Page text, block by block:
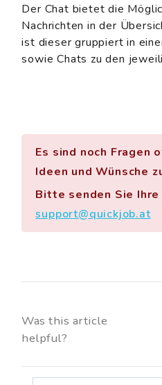
Der Chat bietet die
Nachrichten in der
ist dieser gruppiert in
sowie Chats zu den
Es sind noch Fragen
Ideen und Wünsche
Bitte senden Sie Ihre
support@quickjob.at
Was this article
helpful?